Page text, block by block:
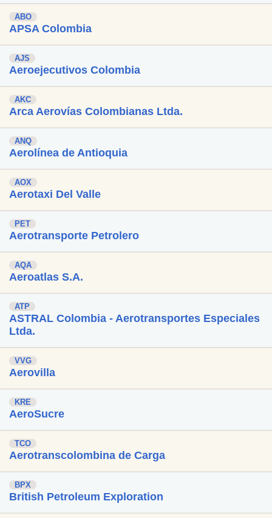
ABO
APSA Colombia
AJS
Aeroejecutivos Colombia
AKC
Arca Aerovías Colombianas Ltda.
ANQ
Aerolínea de Antioquia
AOX
Aerotaxi Del Valle
PET
Aerotransporte Petrolero
AQA
Aeroatlas S.A.
ATP
ASTRAL Colombia - Aerotransportes Especiales
Ltda.
VVG
Aerovilla
KRE
AeroSucre
TCO
Aerotranscolombina de Carga
BPX
British Petroleum Exploration